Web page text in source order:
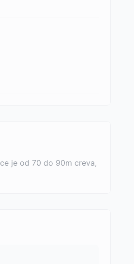
je od 70 do 90m creva,